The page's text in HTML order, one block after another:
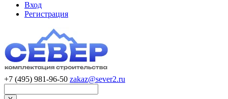
Вход
Регистрация
+7 (495) 981-96-50 zakaz@sever2.ru